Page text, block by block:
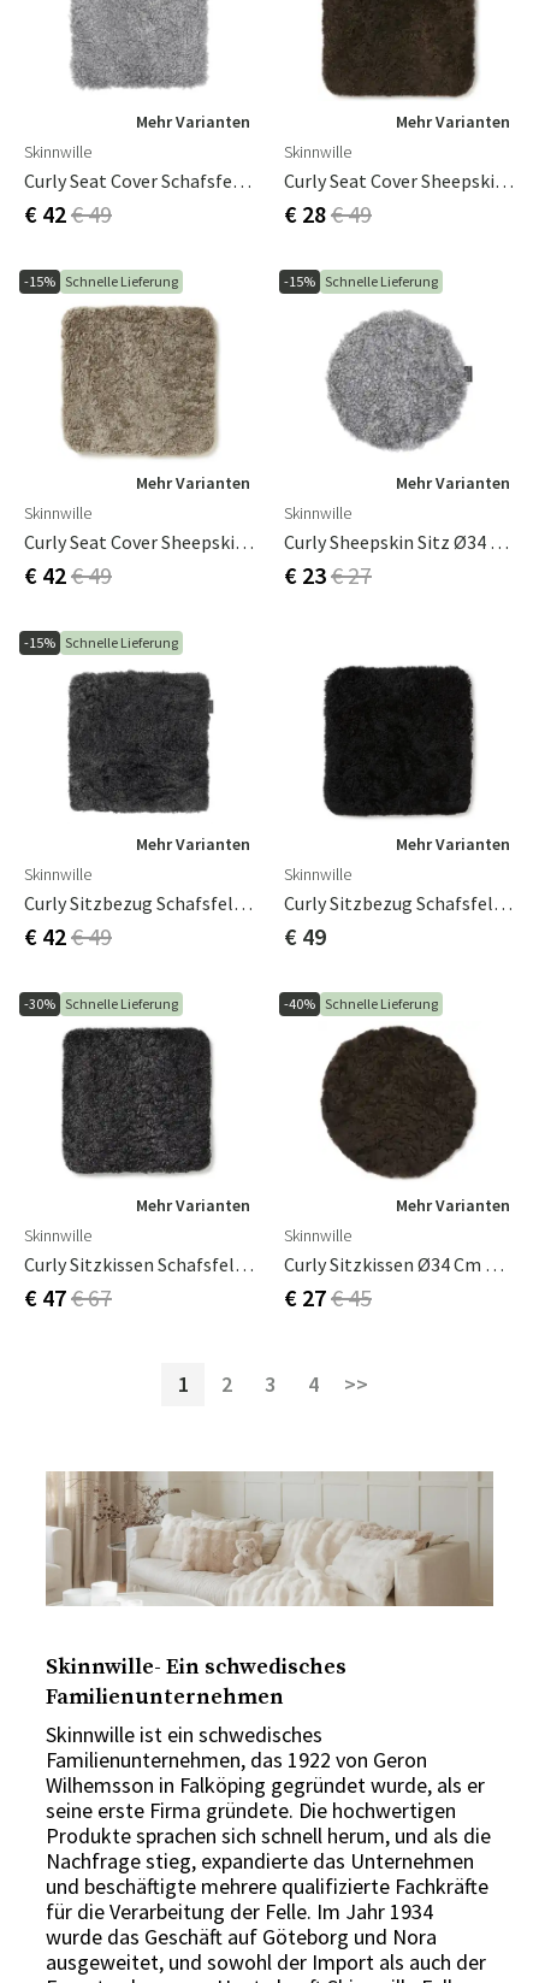
Mehr Varianten
Skinnwille
Curly Seat Cover Schafsfell 40x40cm Anthrazit Grau Silber
€ 42€ 49
Mehr Varianten
Skinnwille
Curly Seat Cover Sheepskin 40x40cm Charcoal Brown
€ 28€ 49
-15% Schnelle Lieferung
Mehr Varianten
Skinnwille
Curly Seat Cover Sheepskin 40x40cm Light Brown
€ 42€ 49
-15% Schnelle Lieferung
Mehr Varianten
Skinnwille
Curly Sheepskin Sitz Ø34 Cm Anthrazit Silber
€ 23€ 27
-15% Schnelle Lieferung
Mehr Varianten
Skinnwille
Curly Sitzbezug Schafsfell 40x40cm Dunkelgrau
€ 42€ 49
Mehr Varianten
Skinnwille
Curly Sitzbezug Schafsfell 40x40cm Schwarz
€ 49
-30% Schnelle Lieferung
Mehr Varianten
Skinnwille
Curly Sitzkissen Schafsfell 40x40 Cm Dunkelgrau
€ 47€ 67
-40% Schnelle Lieferung
Mehr Varianten
Skinnwille
Curly Sitzkissen Ø34 Cm Braun Mittel
€ 27€ 45
1 2 3 4 >>
Skinnwille- Ein schwedisches
Familienunternehmen
Skinnwille ist ein schwedisches
Familienunternehmen, das 1922 von Geron
Wilhemsson in Falköping gegründet wurde, als er
seine erste Firma gründete. Die hochwertigen
Produkte sprachen sich schnell herum, und als die
Nachfrage stieg, expandierte das Unternehmen
und beschäftigte mehrere qualifizierte Fachkräfte
für die Verarbeitung der Felle. Im Jahr 1934
wurde das Geschäft auf Göteborg und Nora
ausgeweitet, und sowohl der Import als auch der